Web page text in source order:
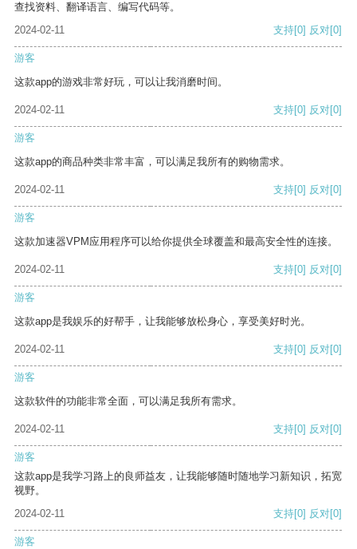
查找资料、翻译语言、编写代码等。
2024-02-11
支持[0] 反对[0]
游客
这款app的游戏非常好玩，可以让我消磨时间。
2024-02-11 支持[0] 反对[0]
游客
这款app的商品种类非常丰富，可以满足我所有的购物需求。
2024-02-11 支持[0] 反对[0]
游客
这款加速器VPM应用程序可以给你提供全球覆盖和最高安全性的连接。
2024-02-11 支持[0] 反对[0]
游客
这款app是我娱乐的好帮手，让我能够放松身心，享受美好时光。
2024-02-11 支持[0] 反对[0]
游客
这款软件的功能非常全面，可以满足我所有需求。
2024-02-11 支持[0] 反对[0]
游客
这款app是我学习路上的良师益友，让我能够随时随地学习新知识，拓宽
视野。
2024-02-11
支持[0] 反对[0]
游客